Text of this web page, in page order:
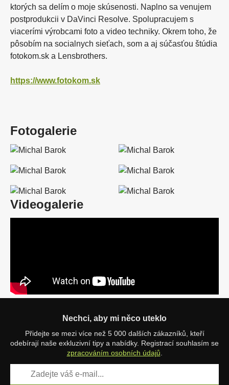
ktorých sa delím o moje skúsenosti. Naplno sa venujem
postprodukcii v DaVinci Resolve. Spolupracujem s
viacerími výrobcami foto a video techniky. Okrem toho, že
pôsobím na socialnych sieťach, som a aj súčasťou štúdia
fotokom.sk a Lensbrothers.
https://www.fotokom.sk
Fotogalerie
Videogalerie
Nechci, aby mi něco uteklo
Přidejte se mezi více než 5 000 dalších zákazníků, kteří
odebírají naše exkluzivní tipy a nabídky. Registrací souhlasím se
zpracováním osobních údajů.